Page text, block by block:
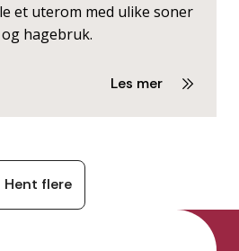
et uterom med ulike soner
hagebruk.
Les mer
Hent flere